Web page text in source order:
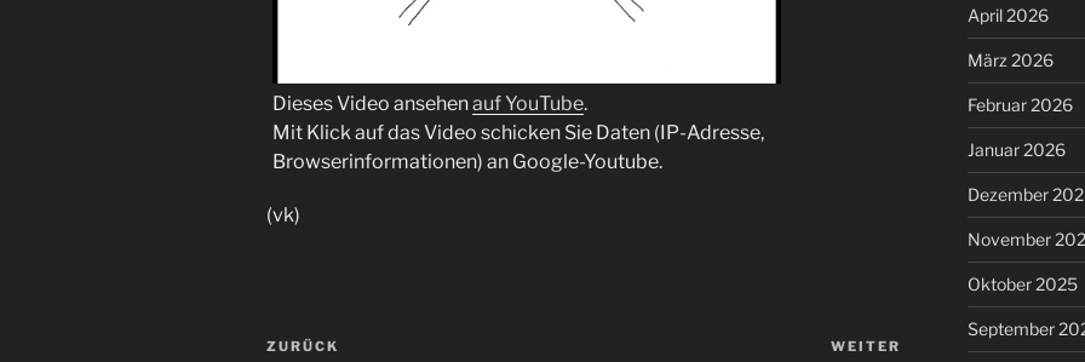
Dieses Video ansehenauf YouTube.
Mit Klick auf das Video schicken Sie Daten (IP-Adresse,
Browserinformationen) an Google-Youtube.
(vk)
Beitragsnavigation
Vorheriger
ZURÜCK
Nächster
WEITER
April 2026
März 2026
Februar 2026
Januar 2026
Dezember
November
Oktober 2025
September